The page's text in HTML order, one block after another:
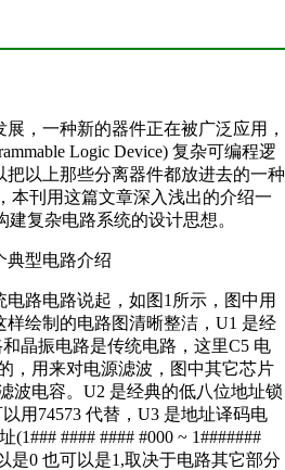
一种新的器件正在被广泛应用，
Logic Device) 复杂可编程逻
以上那些分离器件都放进去的一种
本刊用这篇文章深入浅出的介绍一
复杂电路系统的设计思想。
型电路介绍
路电路说起，如图1所示，图中用
样绘制的电路图清晰整洁，U1 是经
晶振电路是传统电路，这里C5 电
，用来对电源滤波，图中其它芯片
波电容。U2 是经典的低八位地址锁
用74573 代替，U3 是地址译码电
(1### #### #### #000 ~ 1#######
是0 也可以是1,取决于电路其它部分